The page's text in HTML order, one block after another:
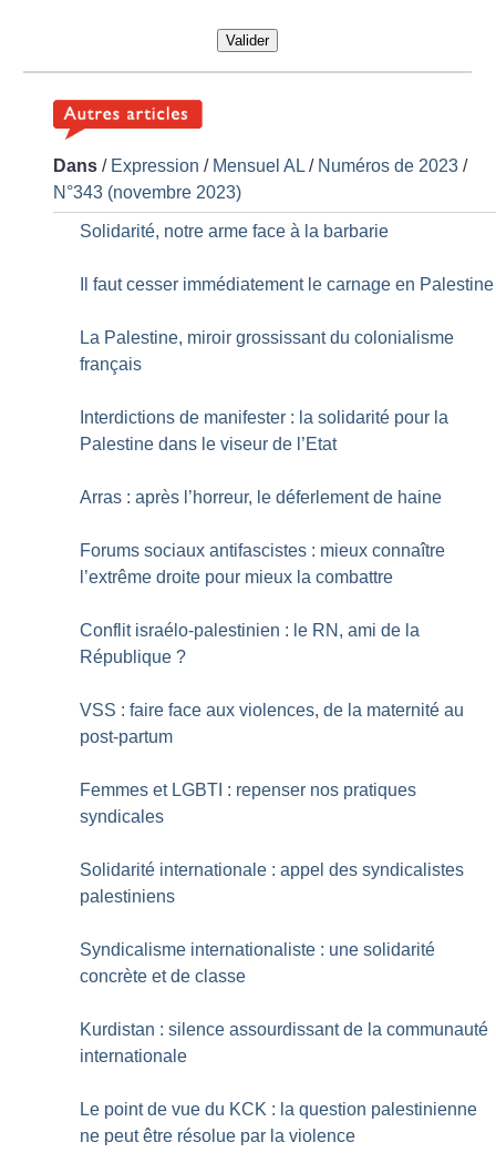
Valider
Dans / Expression / Mensuel AL / Numéros de 2023 /
N°343 (novembre 2023)
Solidarité, notre arme face à la barbarie
Il faut cesser immédiatement le carnage en Palestine
La Palestine, miroir grossissant du colonialisme
français
Interdictions de manifester : la solidarité pour la
Palestine dans le viseur de l’Etat
Arras : après l’horreur, le déferlement de haine
Forums sociaux antifascistes : mieux connaître
l’extrême droite pour mieux la combattre
Conflit israélo-palestinien : le RN, ami de la
République ?
VSS : faire face aux violences, de la maternité au
post-partum
Femmes et LGBTI : repenser nos pratiques
syndicales
Solidarité internationale : appel des syndicalistes
palestiniens
Syndicalisme internationaliste : une solidarité
concrète et de classe
Kurdistan : silence assourdissant de la communauté
internationale
Le point de vue du KCK : la question palestinienne
ne peut être résolue par la violence